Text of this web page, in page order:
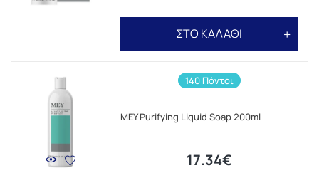
ΣΤΟ ΚΑΛΑΘΙ
140 Πόντοι
MEY Purifying Liquid Soap 200ml
17.34€